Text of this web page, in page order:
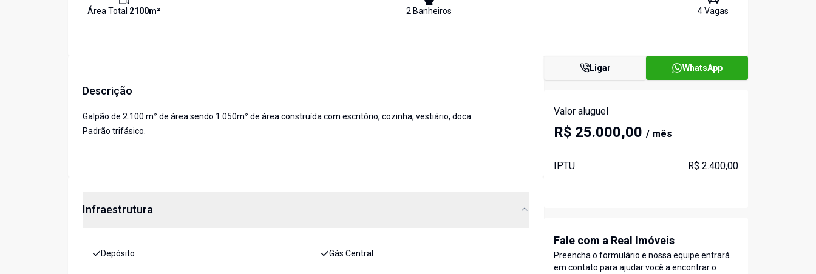
Área Total 2100m² 2 Banheiros 4Vagas
Descrição
Galpão de 2.100 m² de área sendo 1.050m² de área construída com escritório, cozinha, vestiário, doca.
Padrão trifásico.
Infraestrutura
Depósito Gás Central
Ligar WhatsApp
Valor aluguel
R$ 25.000,00 / mês
IPTU R$ 2.400,00
Fale com a Real Imóveis
Preencha o formulário e nossa equipe entrará
em contato para ajudar você a encontrar o